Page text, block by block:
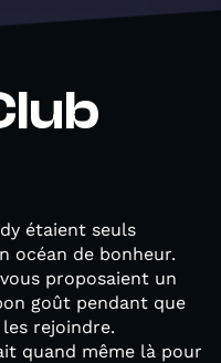
étaient seuls
océan de bonheur.
proposaient un
goût pendant que
rejoindre.
quand même là pour